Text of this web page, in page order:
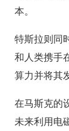
本。
特斯拉则同
和人类携手
算力并将其
在马斯克的
未来利用电